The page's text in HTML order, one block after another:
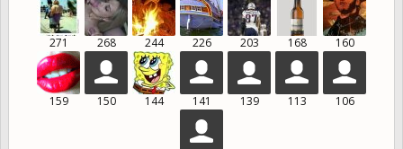
271 268 244 226 203 168 160
159 150 144 141 139 113 106